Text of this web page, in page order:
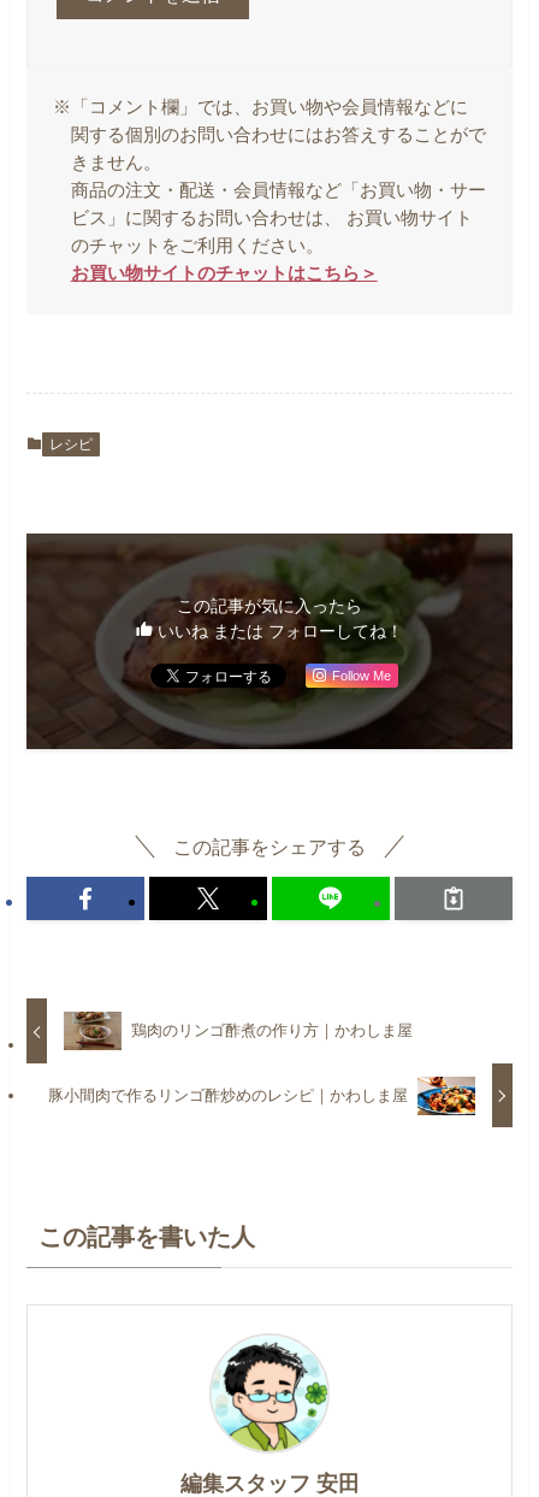
※「コメント欄」では、お買い物や会員情報などに
関する個別のお問い合わせにはお答えすることがで
きません。
商品の注文・配送・会員情報など「お買い物・サー
ビス」に関するお問い合わせは、 お買い物サイト
のチャットをご利用ください。
お買い物サイトのチャットはこちら＞
レシピ
この記事が気に入ったら
いいね または フォローしてね！
Follow Me
この記事をシェアする
鶏肉のリンゴ酢煮の作り方｜かわしま屋
豚小間肉で作るリンゴ酢炒めのレシピ｜かわしま屋
この記事を書いた人
編集スタッフ 安田